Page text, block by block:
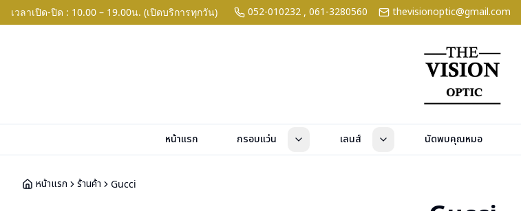
เวลาเปิด-ปิด : 10.00 – 19.00น. (เปิดบริการทุกวัน) 052-010232 , 061-3280560 thevisionoptic@gmail.com
หน้าแรก กรอบแว่น เลนส์ นัดพบคุณหมอ
หน้าแรก ร้านค้า Gucci